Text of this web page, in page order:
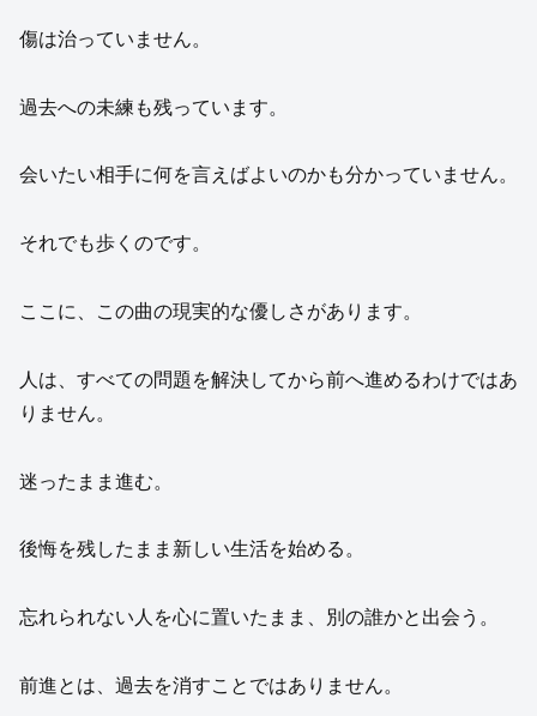
傷は治っていません。
過去への未練も残っています。
会いたい相手に何を言えばよいのかも分かっていません。
それでも歩くのです。
ここに、この曲の現実的な優しさがあります。
人は、すべての問題を解決してから前へ進めるわけではあ
りません。
迷ったまま進む。
後悔を残したまま新しい生活を始める。
忘れられない人を心に置いたまま、別の誰かと出会う。
前進とは、過去を消すことではありません。